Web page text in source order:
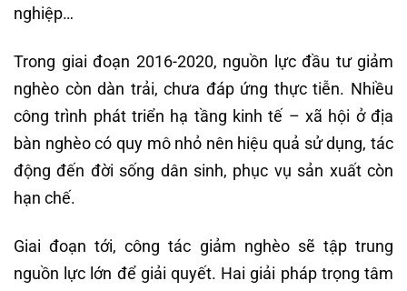
nghiệp…
Trong giai đoạn 2016-2020, nguồn lực đầu tư giảm
nghèo còn dàn trải, chưa đáp ứng thực tiễn. Nhiều
công trình phát triển hạ tầng kinh tế – xã hội ở địa
bàn nghèo có quy mô nhỏ nên hiệu quả sử dụng, tác
động đến đời sống dân sinh, phục vụ sản xuất còn
hạn chế.
Giai đoạn tới, công tác giảm nghèo sẽ tập trung
nguồn lực lớn để giải quyết. Hai giải pháp trọng tâm